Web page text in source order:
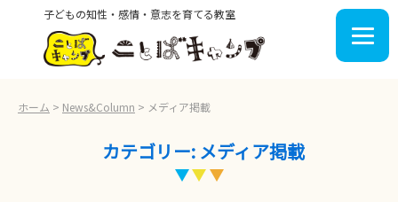
子どもの知性・感情・意志を育てる教室
ホーム > News&Column > メディア掲載
カテゴリー: メディア掲載